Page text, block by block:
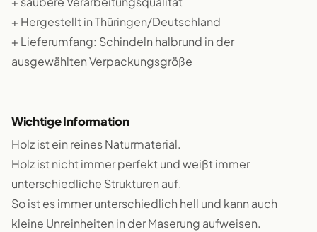
+ Hergestellt in Thüringen/Deutschland
+ Lieferumfang: Schindeln halbrund in der
ausgewählten Verpackungsgröße
Wichtige Information
Holz ist ein reines Naturmaterial.
Holz ist nicht immer perfekt und weißt immer
unterschiedliche Strukturen auf.
So ist es immer unterschiedlich hell und kann auch
kleine Unreinheiten in der Maserung aufweisen.